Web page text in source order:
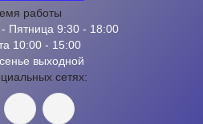
работы
Пятница 9:30 - 18:00
10:00 - 15:00
выходной
сетях: